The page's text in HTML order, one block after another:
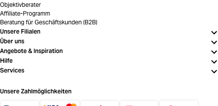
Objektivberater
Affiliate-Programm
Beratung für Geschäftskunden (B2B)
Unsere Filialen
Über uns
Angebote & Inspiration
Hilfe
Services
Unsere Zahlmöglichkeiten